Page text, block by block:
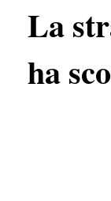
La
ha